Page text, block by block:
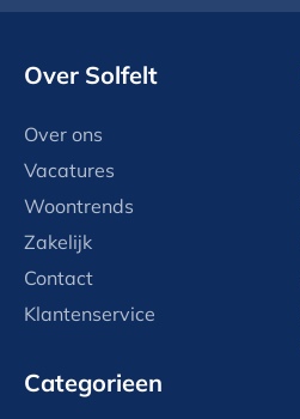
Over Solfelt
Over ons
Vacatures
Woontrends
Zakelijk
Contact
Klantenservice
Categorieen